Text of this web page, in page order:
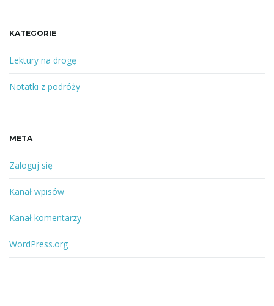
KATEGORIE
Lektury na drogę
Notatki z podróży
META
Zaloguj się
Kanał wpisów
Kanał komentarzy
WordPress.org